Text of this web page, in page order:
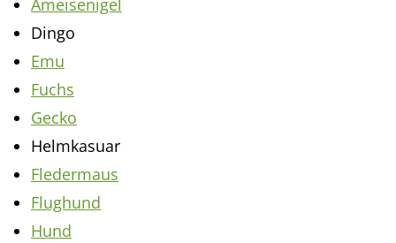
Ameisenigel
Dingo
Emu
Fuchs
Gecko
Helmkasuar
Fledermaus
Flughund
Hund